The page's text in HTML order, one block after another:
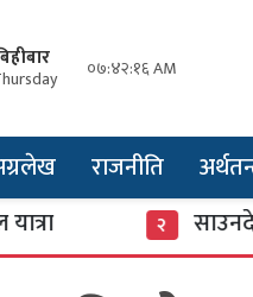
०७:४२:१६ AM
राजनीति
साउनदेखि